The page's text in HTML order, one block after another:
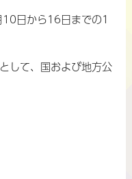
日から16日までの1
として、国および地方公